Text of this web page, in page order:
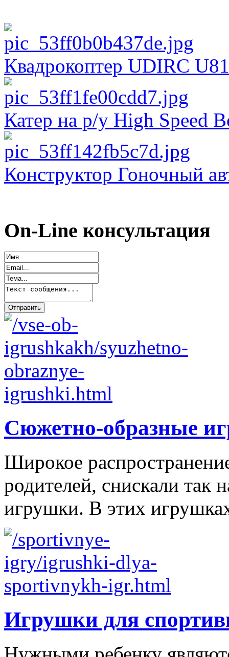
Квадрокоптер UDIRC
Катер на р/у High Speed
Конструктор Гоночный
On-Line консультация
Сюжетно-образные
Широкое
родителей, снискали так
игрушки. В этих
Игрушки для